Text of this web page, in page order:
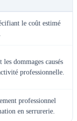
le coût estimé
les dommages causés
professionnelle.
professionnel
en serrurerie.